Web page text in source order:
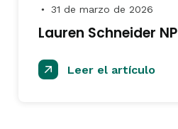
● 31 de marzo de 2026
Lauren Schneider NP
Leer el artículo